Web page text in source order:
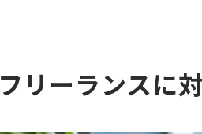
フリーランスに